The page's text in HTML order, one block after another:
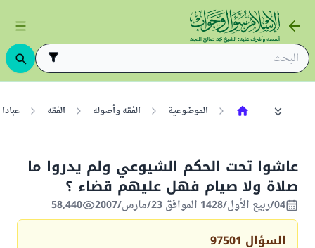
الموضوعية الفقه وأصوله الفقه
عاشوا تحت الحكم الشيوعي ولم يدروا ما
صلاة ولا صيام فهل عليهم قضاء ؟
04/ربيع الأول/1428 الموافق 23/مارس/2007 58,440
السؤال 97501